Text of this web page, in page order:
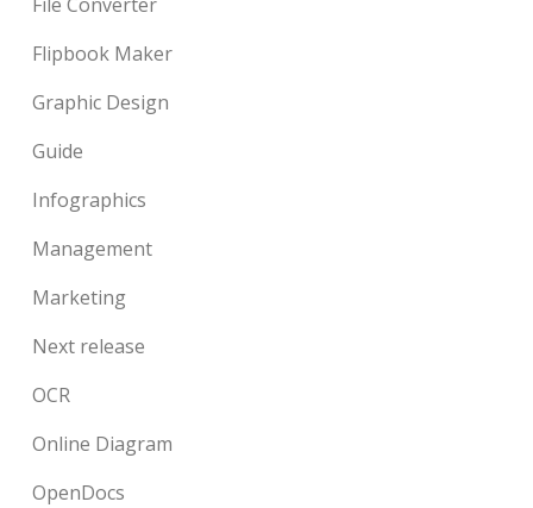
File Converter
Flipbook Maker
Graphic Design
Guide
Infographics
Management
Marketing
Next release
OCR
Online Diagram
OpenDocs